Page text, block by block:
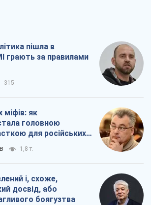
пішла в
грають за правилами
315
міфів: як
головною
для російських
1,8 т.
і, схоже,
досвід, або
боягузтва